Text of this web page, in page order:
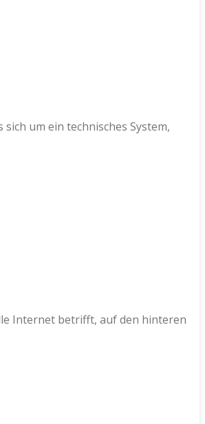
um ein technisches System,
Internet betrifft, auf den hinteren